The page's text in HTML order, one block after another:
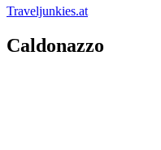
Traveljunkies.at
Caldonazzo